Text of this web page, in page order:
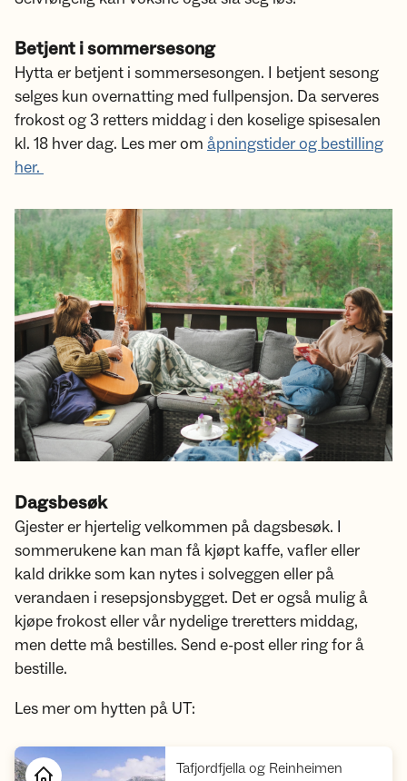
Betjent i sommersesong
Hytta er betjent i sommersesongen. I betjent sesong
selges kun overnatting med fullpensjon. Da serveres
frokost og 3 retters middag i den koselige spisesalen
kl. 18 hver dag. Les mer om åpningstider og bestilling
her.
Dagsbesøk
Gjester er hjertelig velkommen på dagsbesøk. I
sommerukene kan man få kjøpt kaffe, vafler eller
kald drikke som kan nytes i solveggen eller på
verandaen i resepsjonsbygget. Det er også mulig å
kjøpe frokost eller vår nydelige treretters middag,
men dette må bestilles. Send e-post eller ring for å
bestille.
Les mer om hytten på UT:
Tafjordfjella og Reinheimen